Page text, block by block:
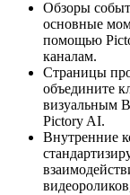
Обзоры
основные
помощью
каналам.
Страницы
объедините
визуальным
Pictory AI.
Внутренние